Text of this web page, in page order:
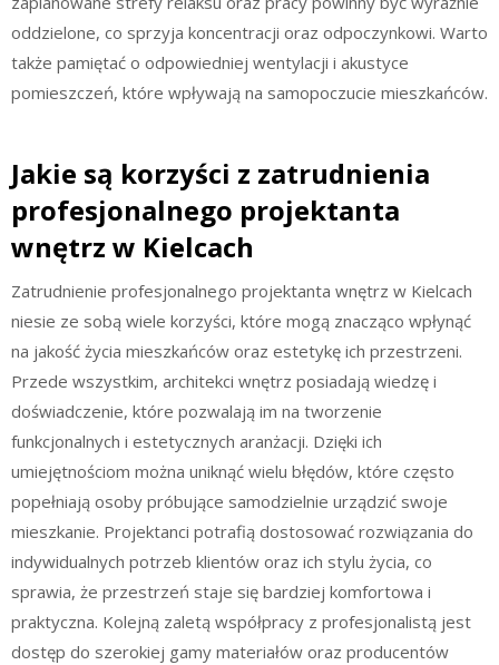
oddzielone, co sprzyja koncentracji oraz odpoczynkowi. Warto
także pamiętać o odpowiedniej wentylacji i akustyce
pomieszczeń, które wpływają na samopoczucie mieszkańców.
Jakie są korzyści z zatrudnienia
profesjonalnego projektanta
wnętrz w Kielcach
Zatrudnienie profesjonalnego projektanta wnętrz w Kielcach
niesie ze sobą wiele korzyści, które mogą znacząco wpłynąć
na jakość życia mieszkańców oraz estetykę ich przestrzeni.
Przede wszystkim, architekci wnętrz posiadają wiedzę i
doświadczenie, które pozwalają im na tworzenie
funkcjonalnych i estetycznych aranżacji. Dzięki ich
umiejętnościom można uniknąć wielu błędów, które często
popełniają osoby próbujące samodzielnie urządzić swoje
mieszkanie. Projektanci potrafią dostosować rozwiązania do
indywidualnych potrzeb klientów oraz ich stylu życia, co
sprawia, że przestrzeń staje się bardziej komfortowa i
praktyczna. Kolejną zaletą współpracy z profesjonalistą jest
dostęp do szerokiej gamy materiałów oraz producentów